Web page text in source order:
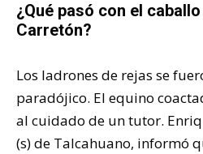
¿Qué pasó con el
Carretón?
Los ladrones de rejas se
paradójico. El equino
al cuidado de un tutor.
(s) de Talcahuano, informó